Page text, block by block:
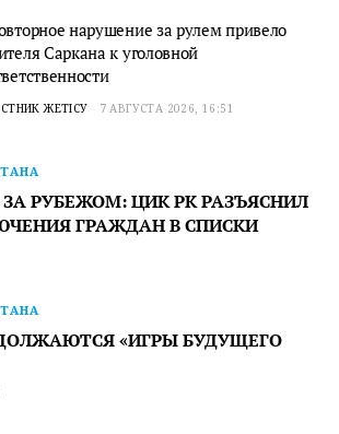
нарушение за рулем привело
Саркана к уголовной
ЖЕТІСУ 7 АВГУСТА 2026, 16:51
РУБЕЖОМ: ЦИК РК РАЗЪЯСНИЛ
ГРАЖДАН В СПИСКИ
«ИГРЫ БУДУЩЕГО